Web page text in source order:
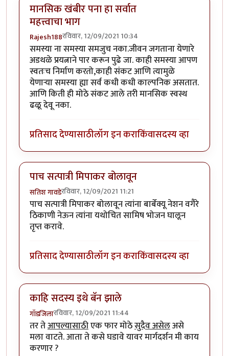
मानसिक खंबीर पना हा सर्वात
महत्त्वाचा भाग
Rajesh188रविवार, 12/09/2021 10:34
समस्या ना समस्या समजुच नका.जीवन जगताना येणारे
अडथळे प्रयत्नाने पार करून पुढे जा. काही समस्या आपण
स्वतःच निर्माण करतो,काही संकट आणि त्यामुळे
येणाऱ्या समस्या ह्या सर्व कधी कधी काल्पनिक असतात.
आणि किती ही मोठे संकट आले तरी मानसिक स्वस्थ
ढळू देवू नका.
प्रतिसाद देण्यासाठीलॉग इन कराकिंवासदस्य व्हा
पाच सत्पात्री मिपाकर बोलावून
सतिश गावडेरविवार, 12/09/2021 11:21
पाच सत्पात्री मिपाकर बोलावून त्यांना बार्बेक्यू नेशन वगैरे
ठिकाणी नेऊन त्यांना यथोचित सामिष भोजन घालून
तृप्त करावे.
प्रतिसाद देण्यासाठीलॉग इन कराकिंवासदस्य व्हा
काहि सदस्य इथे बॅन झाले
गॉडजिलारविवार, 12/09/2021 11:44
तर तेआपल्यासाठीएक फार मोठेसुदैव असेलअसे
मला वाटते. आता ते कसे घडावे यावर मार्गदर्शन मी काय
करणार ?